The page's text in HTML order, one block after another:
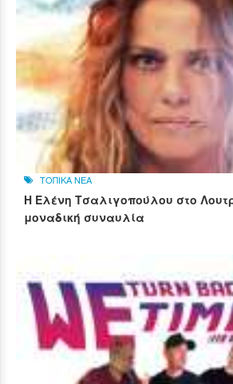
ΤΟΠΙΚΑ ΝΕΑ
Η Ελένη Τσαλιγοπούλου στο
μοναδική συναυλία